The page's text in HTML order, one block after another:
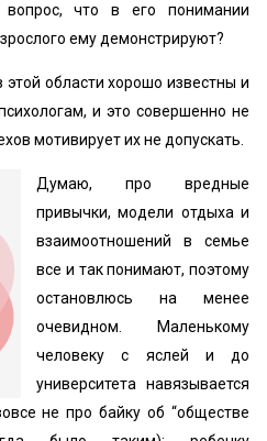
вопрос, что в его понимании
ему демонстрируют?
этой области хорошо известны и
и это совершенно не
мотивирует их не допускать.
Думаю, про вредные
привычки, модели отдыха и
взаимоотношений в семье
все и так понимают, поэтому
остановлюсь на менее
очевидном. Маленькому
человеку с яслей и до
университета навязывается
не про байку об “обществе